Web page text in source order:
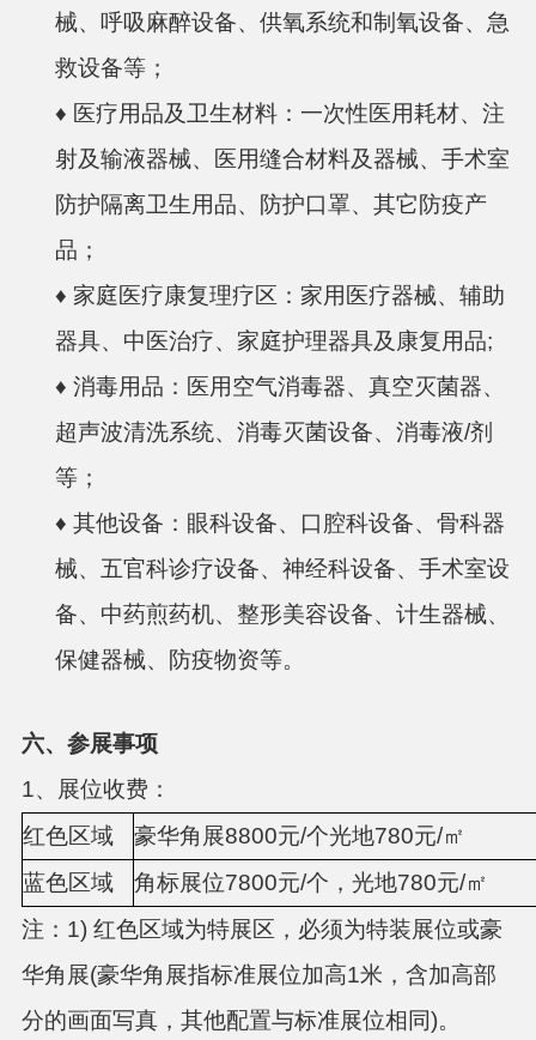
械、呼吸麻醉设备、供氧系统和制氧设备、急
救设备等；
♦ 医疗用品及卫生材料：一次性医用耗材、注
射及输液器械、医用缝合材料及器械、手术室
防护隔离卫生用品、防护口罩、其它防疫产
品；
♦ 家庭医疗康复理疗区：家用医疗器械、辅助
器具、中医治疗、家庭护理器具及康复用品;
♦ 消毒用品：医用空气消毒器、真空灭菌器、
超声波清洗系统、消毒灭菌设备、消毒液/剂
等；
♦ 其他设备：眼科设备、口腔科设备、骨科器
械、五官科诊疗设备、神经科设备、手术室设
备、中药煎药机、整形美容设备、计生器械、
保健器械、防疫物资等。
六、 参展事项
1、展位收费：
红色区域
豪华角展8800元/个光地780元/㎡
蓝色区域
角标展位7800元/个，光地780元/㎡
注：1) 红色区域为特展区，必须为特装展位或豪
华角展(豪华角展指标准展位加高1米，含加高部
分的画面写真，其他配置与标准展位相同)。